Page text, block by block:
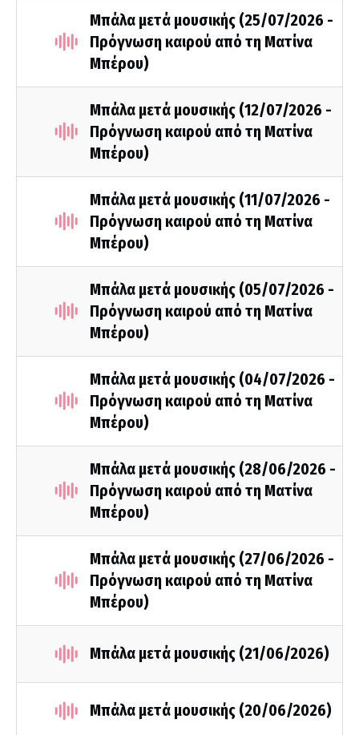
Μπάλα μετά μουσικής (25/07/2026 -
Πρόγνωση καιρού από τη Ματίνα
Μπέρου)
Μπάλα μετά μουσικής (12/07/2026 -
Πρόγνωση καιρού από τη Ματίνα
Μπέρου)
Μπάλα μετά μουσικής (11/07/2026 -
Πρόγνωση καιρού από τη Ματίνα
Μπέρου)
Μπάλα μετά μουσικής (05/07/2026 -
Πρόγνωση καιρού από τη Ματίνα
Μπέρου)
Μπάλα μετά μουσικής (04/07/2026 -
Πρόγνωση καιρού από τη Ματίνα
Μπέρου)
Μπάλα μετά μουσικής (28/06/2026 -
Πρόγνωση καιρού από τη Ματίνα
Μπέρου)
Μπάλα μετά μουσικής (27/06/2026 -
Πρόγνωση καιρού από τη Ματίνα
Μπέρου)
Μπάλα μετά μουσικής (21/06/2026)
Μπάλα μετά μουσικής (20/06/2026)